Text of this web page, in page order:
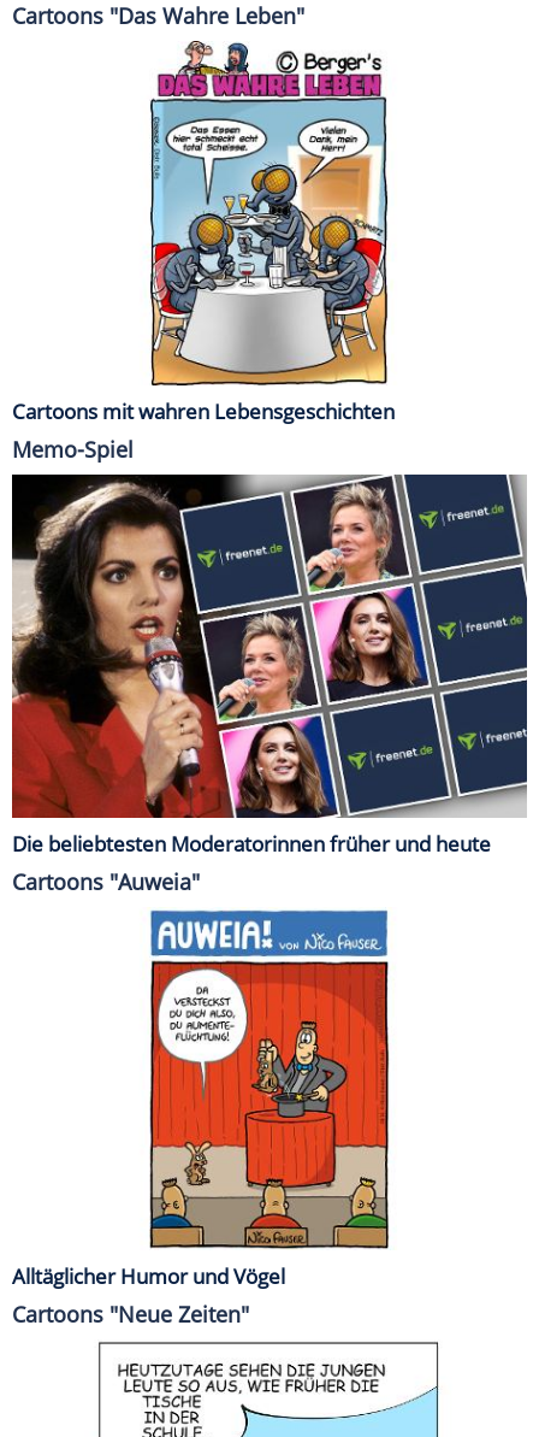
Cartoons "Das Wahre Leben"
Cartoons mit wahren Lebensgeschichten
Memo-Spiel
Die beliebtesten Moderatorinnen früher und heute
Cartoons "Auweia"
Alltäglicher Humor und Vögel
Cartoons "Neue Zeiten"